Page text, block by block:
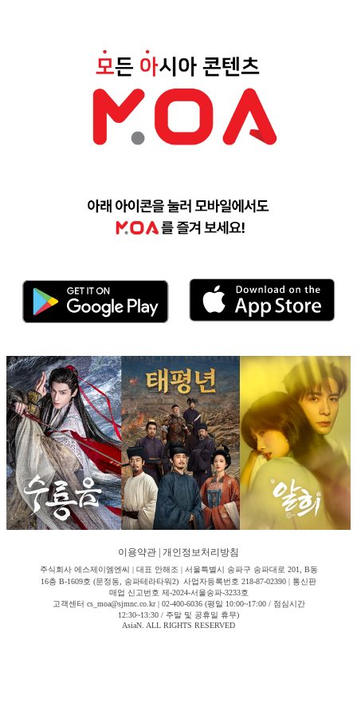
이용약관 개인정보처리방침
주식회사 에스제이엠엔씨 | 대표 안해조 | 서울특별시 송파구 송파대로 201, B동
16층 B-1609호 (문정동, 송파테라타워2) 사업자등록번호 218-87-02390 | 통신판
매업 신고번호 제-2024-서울송파-3233호
고객센터 cs_moa@sjmnc.co.kr | 02-400-6036 (평일 10:00~17:00 / 점심시간
12:30~13:30 / 주말 및 공휴일 휴무)
AsiaN. ALL RIGHTS RESERVED